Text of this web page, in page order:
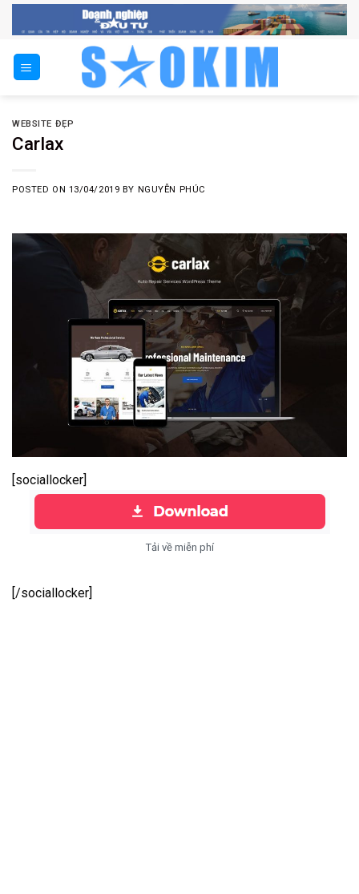
content
WEBSITE ĐẸP
Carlax
POSTED ON 13/04/2019 BY NGUYỄN PHÚC
[sociallocker]
Tải về miễn phí
[/sociallocker]